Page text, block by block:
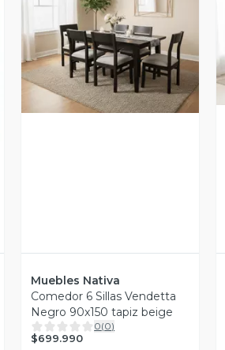
Vista Previa
Muebles Nativa
Comedor 6 Sillas Vendetta
Negro 90x150 tapiz beige
0(0)
$699.990